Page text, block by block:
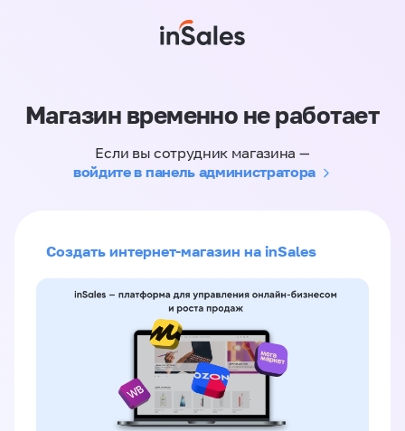
Магазин временно не работает
Если вы сотрудник магазина —
войдите в панель администратора
Создать интернет-магазин на inSales